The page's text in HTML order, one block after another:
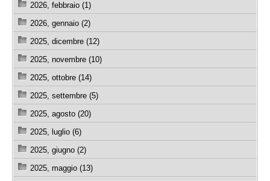
2026, febbraio (1)
2026, gennaio (2)
2025, dicembre (12)
2025, novembre (10)
2025, ottobre (14)
2025, settembre (5)
2025, agosto (20)
2025, luglio (6)
2025, giugno (2)
2025, maggio (13)